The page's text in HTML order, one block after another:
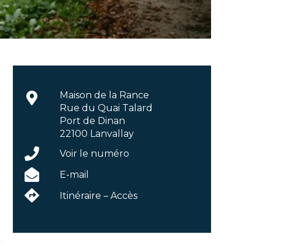
Maison de la Rance
Rue du Quai Talard
Port de Dinan
22100 Lanvallay
Voir le numéro
E-mail
Itinéraire – Accès